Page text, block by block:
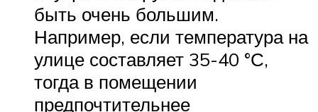
быть очень большим.
Например, если температура на
улице составляет 35-40 °С,
тогда в помещении
предпочтительнее